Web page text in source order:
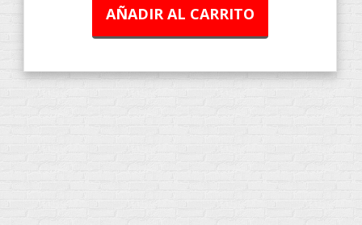
AÑADIR AL CARRITO